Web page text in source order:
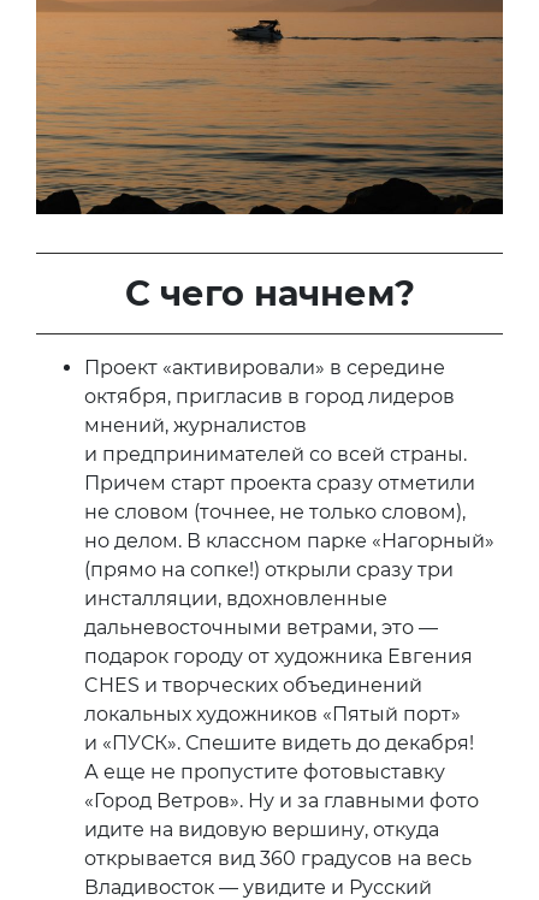
С чего начнем?
Проект «активировали» в середине
октября, пригласив в город лидеров
мнений, журналистов
и предпринимателей со всей страны.
Причем старт проекта сразу отметили
не словом (точнее, не только словом),
но делом. В классном парке «Нагорный»
(прямо на сопке!) открыли сразу три
инсталляции, вдохновленные
дальневосточными ветрами, это —
подарок городу от художника Евгения
CHES и творческих объединений
локальных художников «Пятый порт»
и «ПУСК». Спешите видеть до декабря!
А еще не пропустите фотовыставку
«Город Ветров». Ну и за главными фото
идите на видовую вершину, откуда
открывается вид 360 градусов на весь
Владивосток — увидите и Русский